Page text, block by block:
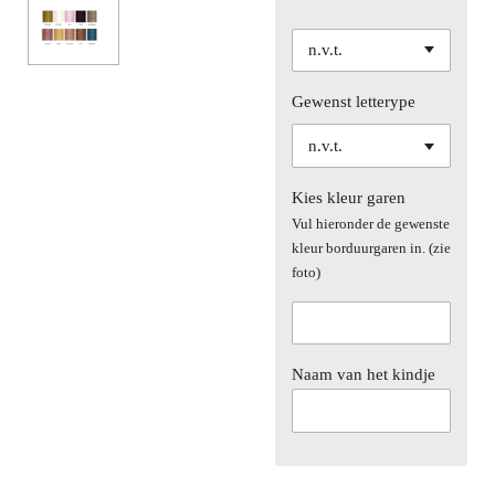
Gewenst letterype
Kies kleur garen
Vul hieronder de gewenste
kleur borduurgaren in. (zie
foto)
Naam van het kindje